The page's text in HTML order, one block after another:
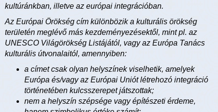
kultúránkban, illetve az európai integrációban.
Az Európai Örökség cím különbözik a kulturális örökség
területén meglévő más kezdeményezésektől, mint pl. az
UNESCO Világörökség Listájától, vagy az Európa Tanács
kulturális útvonalaitól, amennyiben:
a címet csak olyan helyszínek viselhetik, amelyek
Európa és/vagy az Európai Uniót létrehozó integráció
történetében kulcsszerepet játszottak;
nem a helyszín szépsége vagy építészeti érdeme,